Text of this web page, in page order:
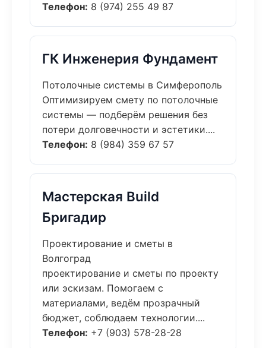
Телефон: 8 (974) 255 49 87
ГК Инженерия Фундамент
Потолочные системы в Симферополь
Оптимизируем смету по потолочные
системы — подберём решения без
потери долговечности и эстетики....
Телефон: 8 (984) 359 67 57
Мастерская Build
Бригадир
Проектирование и сметы в
Волгоград
проектирование и сметы по проекту
или эскизам. Помогаем с
материалами, ведём прозрачный
бюджет, соблюдаем технологии....
Телефон: +7 (903) 578-28-28